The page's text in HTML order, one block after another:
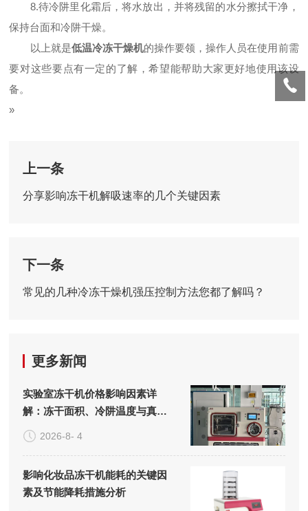
8.待冷阱里化霜后，将水放出，并将残留的水分擦拭干净，
保持台面和冷阱干燥。
以上就是低温冷冻干燥机的操作要领，操作人员在使用前需
要对这些要点有一定的了解，希望能帮助大家更好地使用该设
备。
»
上一条
分享影响冻干机解吸速率的几个关键因素
下一条
常见的几种冷冻干燥机强压控制方法您都了解吗？
更多新闻
实验室冻干机价格影响因素详
解：冻干面积、冷阱温度与真空
系统的成本构成
2026-8- 4
影响化妆品冻干机能耗的关键因
素及节能降耗措施分析